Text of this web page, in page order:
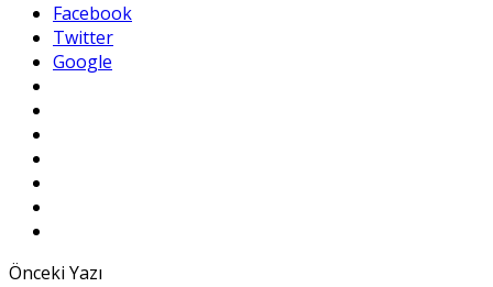
Facebook
Twitter
Google
Önceki Yazı